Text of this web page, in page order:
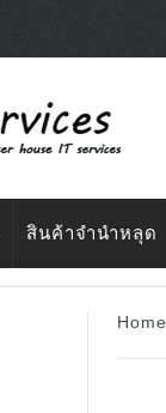
สินค้าจำนำหลุด
Home